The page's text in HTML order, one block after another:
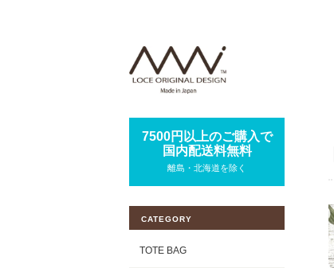
7500円以上のご購入で
国内配送料無料
離島・北海道を除く
CATEGORY
TOTE BAG